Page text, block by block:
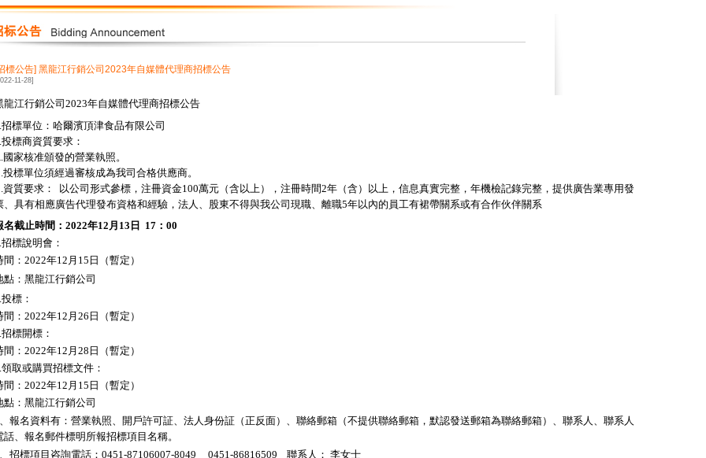
標公告] 黑龍江行銷公司2023年自媒體代理商招標公告
11-28]
龍江行銷公司2023年自媒體代理商招標公告
招標單位：哈爾濱頂津食品有限公司
投標商資質要求：
國家核准頒發的營業執照。
投標單位須經過審核成為我司合格供應商。
資質要求：
以公司形式參標，注冊資金100萬元（含以上），注冊時間2年（含）以上，信息真實完整，年機檢記錄完整，提供廣告業專用發
、具有相應廣告代理發布資格和經驗，法人、股東不得與我公司現職、離職5年以內的員工有裙帶關系或有合作伙伴關系
名截止時間：2022年12月13日
17：00
標說明會：
間：2022年12月15日（暫定）
點：黑龍江行銷公司
標：
間：2022年12月26日（暫定）
標開標：
間：2022年12月28日（暫定）
領取或購買招標文件：
間：2022年12月15日（暫定）
點：黑龍江行銷公司
報名資料有：營業執照、開戶許可証、法人身份証（正反面）、聯絡郵箱（不提供聯絡郵箱，默認發送郵箱為聯絡郵箱）、聯系人、聯系人
話、報名郵件標明所報招標項目名稱。
招標項目咨詢電話：0451-87106007-8049
0451-86816509 聯系人： 李女士